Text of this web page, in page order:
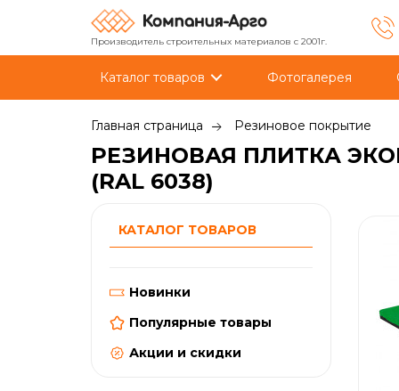
Производитель строительных материалов с 2001г.
Каталог товаров Фотогалерея
Главная страница Резиновое покрытие
РЕЗИНОВАЯ ПЛИТКА
(RAL 6038)
КАТАЛОГ ТОВАРОВ
Новинки
Популярные товары
Акции и скидки